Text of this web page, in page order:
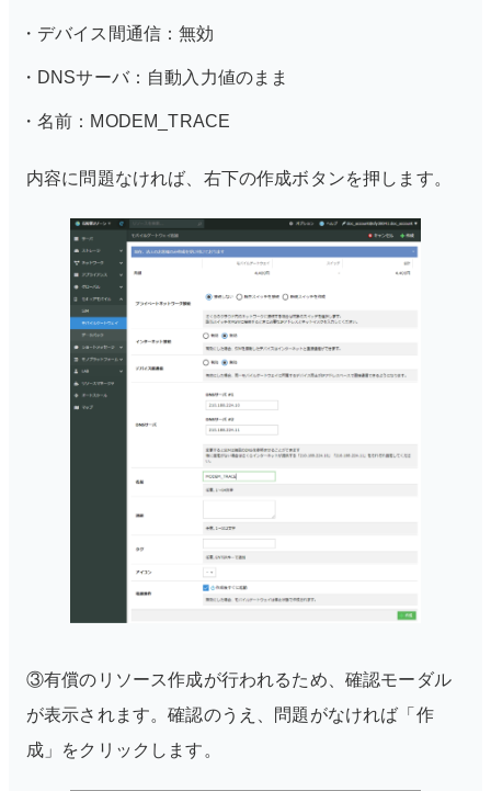
デバイス間通信：無効
DNSサーバ：自動入力値のまま
名前：MODEM_TRACE
内容に問題なければ、右下の作成ボタンを押します。
③有償のリソース作成が行われるため、確認モーダル
が表示されます。確認のうえ、問題がなければ「作
成」をクリックします。